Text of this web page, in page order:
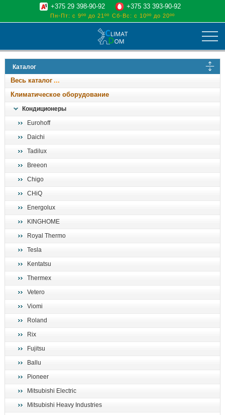
климат
отопительные котлы
водоснабжение
+375 29 398-90-92 +375 33 393-90-92
Пн-Пт: с 9ºº до 21ºº Сб-Вс: с 10ºº до 20ºº
Каталог
Весь каталог
Климатическое оборудование
Кондиционеры
Eurohoff
Daichi
Tadilux
Breeon
Chigo
CHiQ
Energolux
KINGHOME
Royal Thermo
Tesla
Kentatsu
Thermex
Vetero
Viomi
Roland
Rix
Fujitsu
Ballu
Pioneer
Mitsubishi Electric
Mitsubishi Heavy Industries